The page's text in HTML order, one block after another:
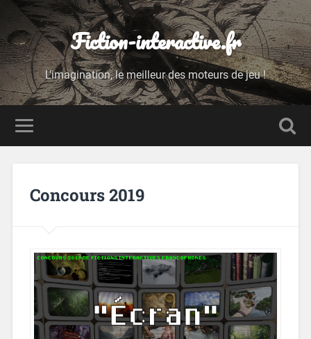
Fiction-interactive.fr
L'imagination, le meilleur des moteurs de jeu !
Concours 2019